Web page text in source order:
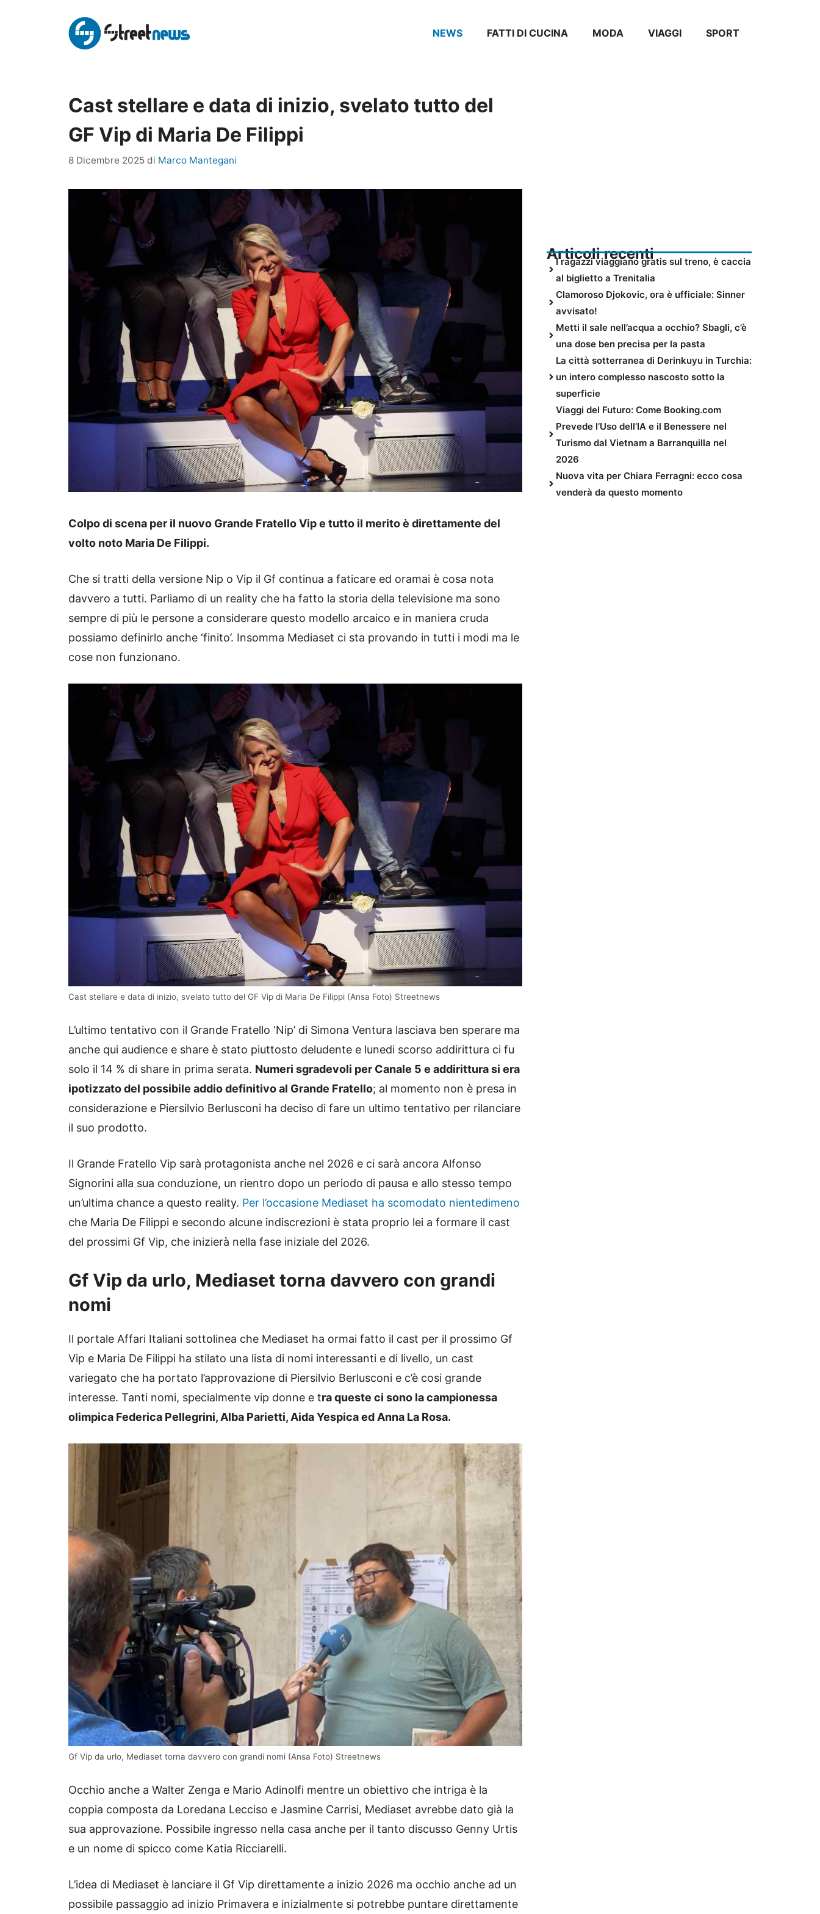
NEWS FATTI DI CUCINA MODA VIAGGI SPORT
Cast stellare e data di inizio, svelato tutto del
GF Vip di Maria De Filippi
8 Dicembre 2025 di Marco Mantegani
Colpo di scena per il nuovo Grande Fratello Vip e tutto il merito è direttamente del
volto noto Maria De Filippi.
Che si tratti della versione Nip o Vip il Gf continua a faticare ed oramai è cosa nota
davvero a tutti. Parliamo di un reality che ha fatto la storia della televisione ma sono
sempre di più le persone a considerare questo modello arcaico e in maniera cruda
possiamo definirlo anche ‘finito’. Insomma Mediaset ci sta provando in tutti i modi ma le
cose non funzionano.
Cast stellare e data di inizio, svelato tutto del GF Vip di Maria De Filippi (Ansa Foto) Streetnews
L’ultimo tentativo con il Grande Fratello ‘Nip’ di Simona Ventura lasciava ben sperare ma
anche qui audience e share è stato piuttosto deludente e lunedi scorso addirittura ci fu
solo il 14 % di share in prima serata. Numeri sgradevoli per Canale 5 e addirittura si era
ipotizzato del possibile addio definitivo al Grande Fratello; al momento non è presa in
considerazione e Piersilvio Berlusconi ha deciso di fare un ultimo tentativo per rilanciare
il suo prodotto.
Il Grande Fratello Vip sarà protagonista anche nel 2026 e ci sarà ancora Alfonso
Signorini alla sua conduzione, un rientro dopo un periodo di pausa e allo stesso tempo
un’ultima chance a questo reality. Per l’occasione Mediaset ha scomodato nientedimeno
che Maria De Filippi e secondo alcune indiscrezioni è stata proprio lei a formare il cast
del prossimi Gf Vip, che inizierà nella fase iniziale del 2026.
Gf Vip da urlo, Mediaset torna davvero con grandi
nomi
Il portale Affari Italiani sottolinea che Mediaset ha ormai fatto il cast per il prossimo Gf
Vip e Maria De Filippi ha stilato una lista di nomi interessanti e di livello, un cast
variegato che ha portato l’approvazione di Piersilvio Berlusconi e c’è cosi grande
interesse. Tanti nomi, specialmente vip donne e tra queste ci sono la campionessa
olimpica Federica Pellegrini, Alba Parietti, Aida Yespica ed Anna La Rosa.
Gf Vip da urlo, Mediaset torna davvero con grandi nomi (Ansa Foto) Streetnews
Occhio anche a Walter Zenga e Mario Adinolfi mentre un obiettivo che intriga è la
coppia composta da Loredana Lecciso e Jasmine Carrisi, Mediaset avrebbe dato già la
sua approvazione. Possibile ingresso nella casa anche per il tanto discusso Genny Urtis
e un nome di spicco come Katia Ricciarelli.
L’idea di Mediaset è lanciare il Gf Vip direttamente a inizio 2026 ma occhio anche ad un
possibile passaggio ad inizio Primavera e inizialmente si potrebbe puntare direttamente
Articoli recenti
I ragazzi viaggiano gratis sul treno, è caccia
al biglietto a Trenitalia
Clamoroso Djokovic, ora è ufficiale: Sinner
avvisato!
Metti il sale nell’acqua a occhio? Sbagli, c’è
una dose ben precisa per la pasta
La città sotterranea di Derinkuyu in Turchia:
un intero complesso nascosto sotto la
superficie
Viaggi del Futuro: Come Booking.com
Prevede l’Uso dell’IA e il Benessere nel
Turismo dal Vietnam a Barranquilla nel
2026
Nuova vita per Chiara Ferragni: ecco cosa
venderà da questo momento